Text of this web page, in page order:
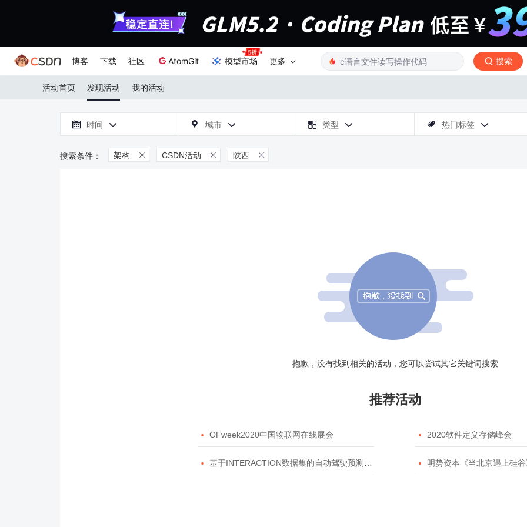
博客 下载 社区 AtomGit 模型市场 更多 搜索
活动首页 发现活动 我的活动
 时间   城市   类型   热门标签 
架构  CSDN活动  陕西 
抱歉，没有找到相关的活动，您可以尝试其它关键词搜索
推荐活动
 OFweek2020中国物联网在线展会  2020软件定义存储峰会
 基于INTERACTION数据集的自动驾驶预测模型挑战赛  明势资本《当北京遇上硅谷》系列